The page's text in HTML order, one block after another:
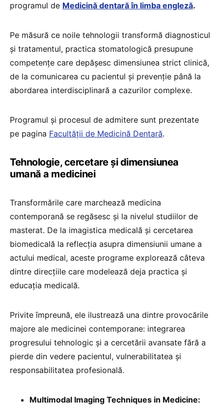
programul de Medicină dentară în limba engleză.
Pe măsură ce noile tehnologii transformă diagnosticul
și tratamentul, practica stomatologică presupune
competențe care depășesc dimensiunea strict clinică,
de la comunicarea cu pacientul și prevenție până la
abordarea interdisciplinară a cazurilor complexe.
Programul și procesul de admitere sunt prezentate
pe pagina Facultății de Medicină Dentară.
Tehnologie, cercetare și dimensiunea
umană a medicinei
Transformările care marchează medicina
contemporană se regăsesc și la nivelul studiilor de
masterat. De la imagistica medicală și cercetarea
biomedicală la reflecția asupra dimensiunii umane a
actului medical, aceste programe explorează câteva
dintre direcțiile care modelează deja practica și
educația medicală.
Privite împreună, ele ilustrează una dintre provocările
majore ale medicinei contemporane: integrarea
progresului tehnologic și a cercetării avansate fără a
pierde din vedere pacientul, vulnerabilitatea și
responsabilitatea profesională.
Multimodal Imaging Techniques in Medicine: